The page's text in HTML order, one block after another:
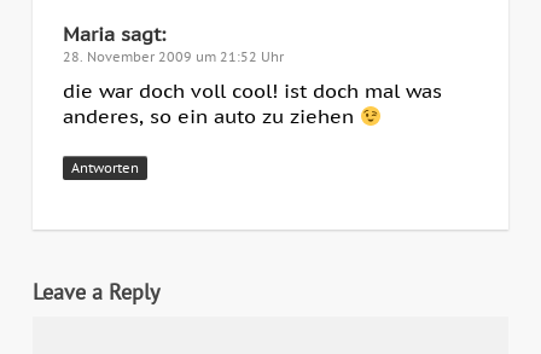
Maria sagt:
28. November 2009 um 21:52 Uhr
die war doch voll cool! ist doch mal was
anderes, so ein auto zu ziehen
Antworten
Leave a Reply